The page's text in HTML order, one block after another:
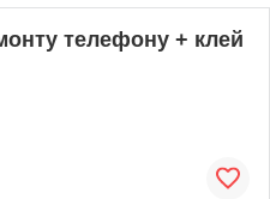
телефону + клей